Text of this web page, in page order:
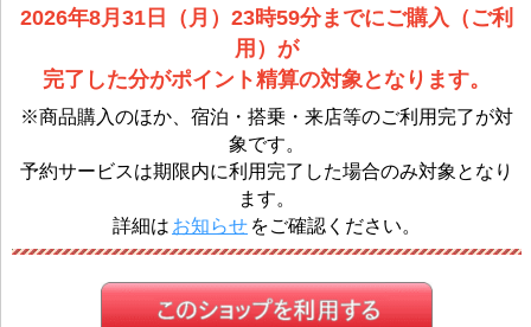
2026年8月31日（月）23時59分までにご購入（ご利
用）が
完了した分がポイント精算の対象となります。
※商品購入のほか、宿泊・搭乗・来店等のご利用完了が対
象です。
予約サービスは期限内に利用完了した場合のみ対象となり
ます。
詳細は お知らせ をご確認ください。